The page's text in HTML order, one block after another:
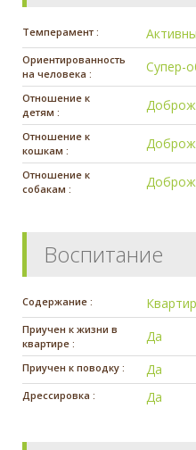
Темперамент :
Ориентированность
на человека :
Супер-
Отношение к
детям :
Отношение к
кошкам :
Отношение к
собакам :
Воспитание
Содержание :
Приучен к жизни в
квартире :
Да
Приучен к поводку : Да
Дрессировка : Да